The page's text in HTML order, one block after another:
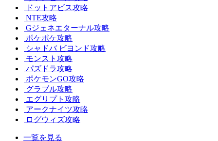
ドットアビス攻略
NTE攻略
Gジェネエターナル攻略
ポケポケ攻略
シャドバ ビヨンド攻略
モンスト攻略
パズドラ攻略
ポケモンGO攻略
グラブル攻略
エグリプト攻略
アークナイツ攻略
ログウィズ攻略
一覧を見る